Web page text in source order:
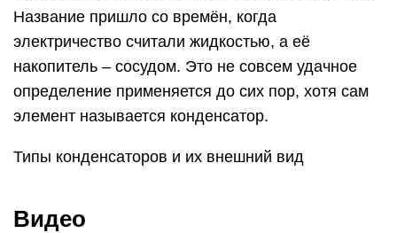
Название пришло со времён, когда
электричество считали жидкостью, а её
накопитель – сосудом. Это не совсем удачное
определение применяется до сих пор, хотя сам
элемент называется конденсатор.
Типы конденсаторов и их внешний вид
Видео